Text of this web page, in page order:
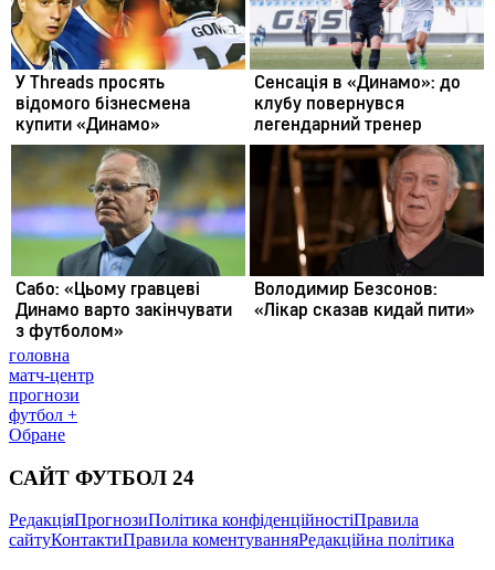
головна
матч-центр
прогнози
футбол +
Обране
САЙТ ФУТБОЛ 24
РедакціяПрогнозиПолітика конфіденційностіПравила
сайтуКонтактиПравила коментуванняРедакційна політика